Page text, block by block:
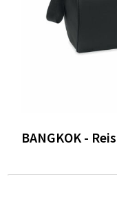
BANGKOK -